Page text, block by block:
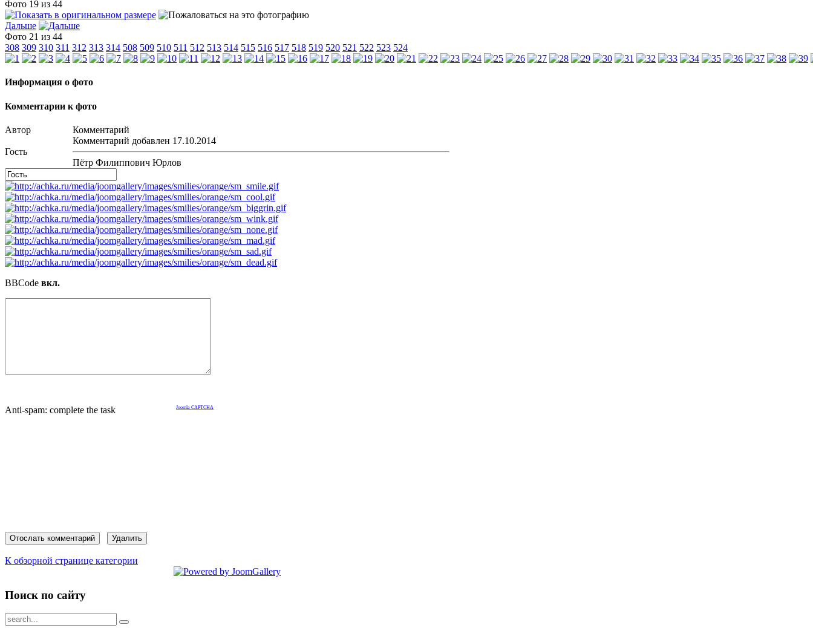
Фото 19 из 44
Дальше
Фото 21 из 44
308 309 310 311 312 313 314 508 509 510 511 512 513 514 515 516 517 518 519 520 521 522 523 524
Информация о фото
Комментарии к фото
Автор Комментарий
Гость
Комментарий добавлен 17.10.2014
Пётр Филиппович Юрлов
BBCode вкл.
Anti-spam: complete the task Joomla CAPTCHA
К обзорной странице категории
Поиск по сайту